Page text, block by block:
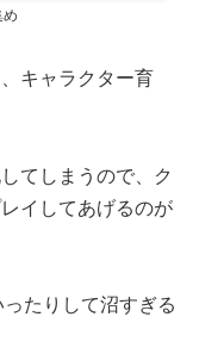
キャラクター育
てしまうので、ク
イしてあげるのが
たりして沼すぎる